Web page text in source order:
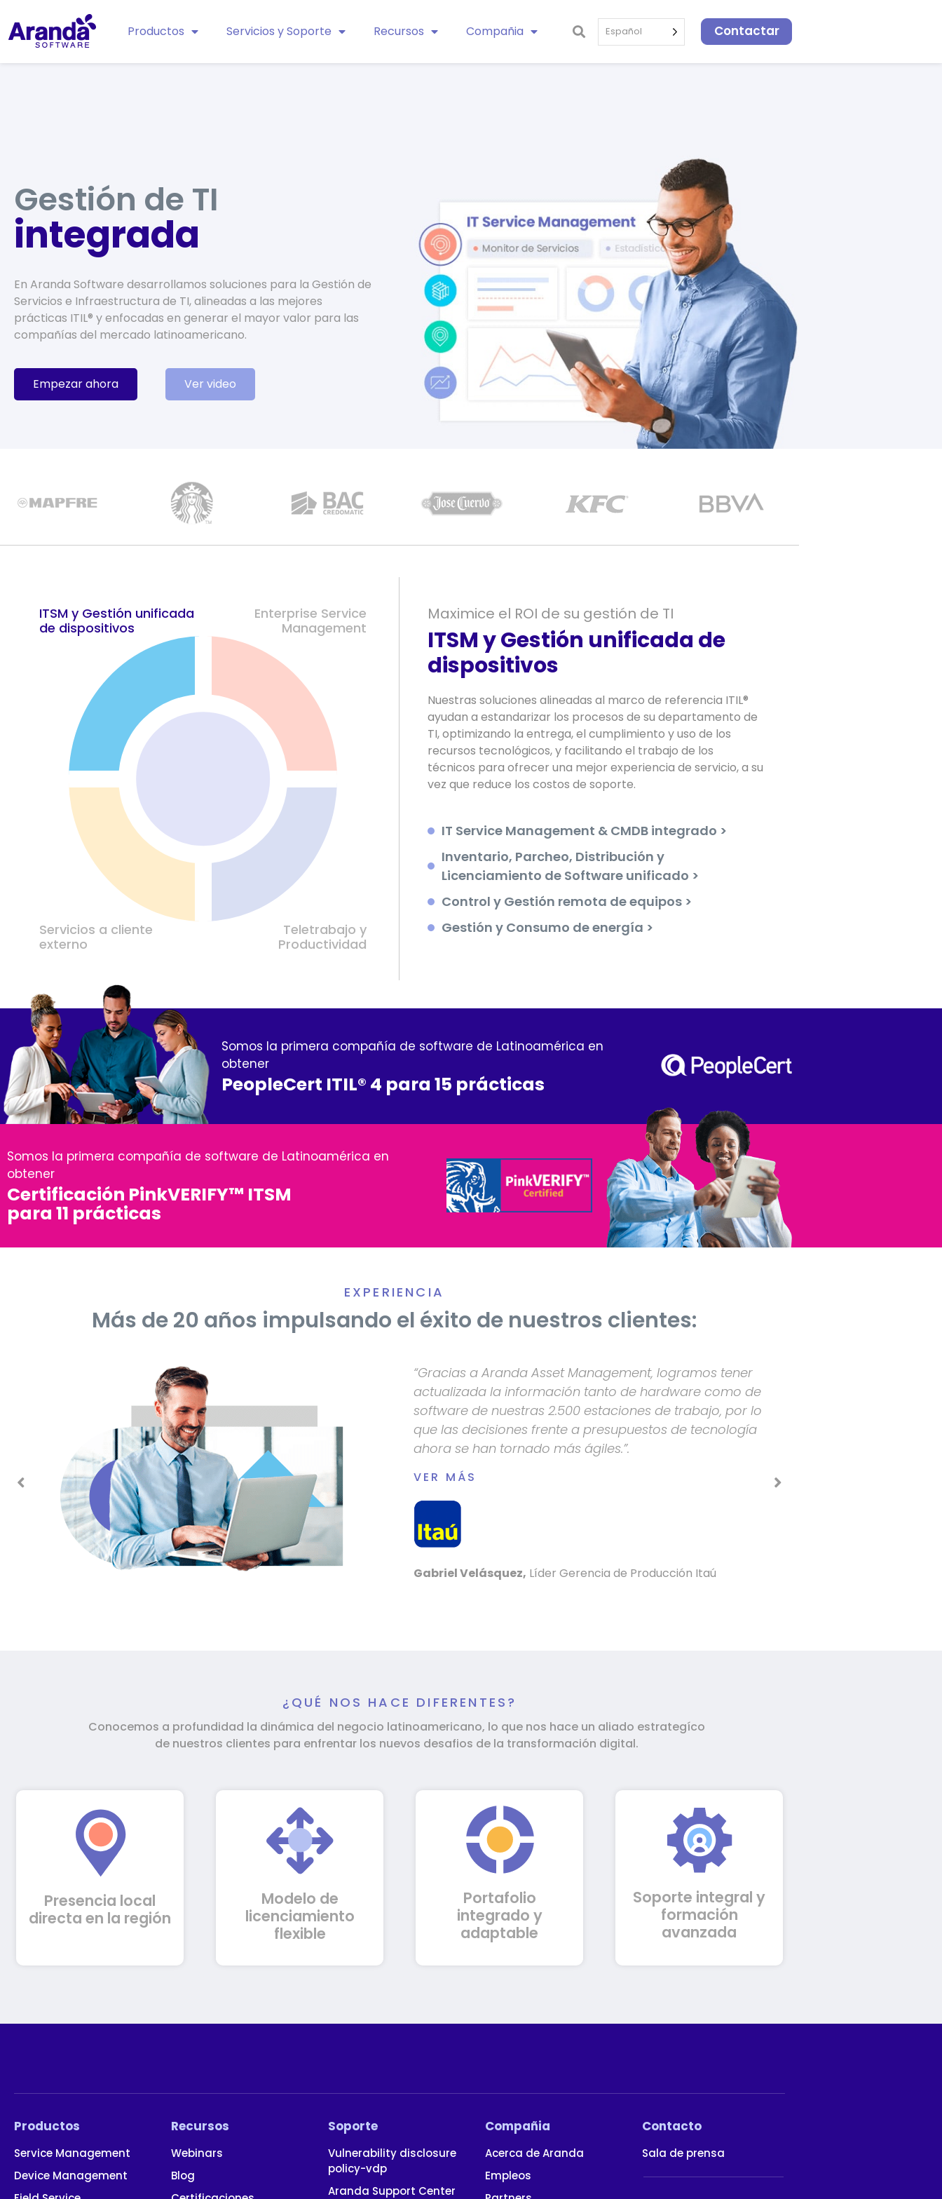
Productos Servicios y Soporte Recursos Compañia Español Contactar
Gestión de TI
aut
o
m
a
t
i
z
a
d
a
En Aranda Software desarrollamos soluciones para la Gestión de
Servicios e Infraestructura de TI, alineadas a las mejores
prácticas ITIL® y enfocadas en generar el mayor valor para las
compañías del mercado latinoamericano.
Empezar ahora Ver video
ITSM y Gestión unificada
de dispositivos
Enterprise Service
Management
Servicios a cliente
externo
Teletrabajo y
Productividad
Maximice el ROI de su gestión de TI
ITSM y Gestión unificada de
dispositivos
Nuestras soluciones alineadas al marco de referencia ITIL®
ayudan a estandarizar los procesos de su departamento de
TI, optimizando la entrega, el cumplimiento y uso de los
recursos tecnológicos, y facilitando el trabajo de los
técnicos para ofrecer una mejor experiencia de servicio, a su
vez que reduce los costos de soporte.
IT Service Management & CMDB integrado >
Inventario, Parcheo, Distribución y
Licenciamiento de Software unificado >
Control y Gestión remota de equipos >
Gestión y Consumo de energía >
Somos la primera compañía de software de Latinoamérica en
obtener
PeopleCert ITIL® 4 para 15 prácticas
Somos la primera compañía de software de Latinoamérica en
obtener
Certificación PinkVERIFY™ ITSM
para 11 prácticas
EXPERIENCIA
Más de 20 años impulsando el éxito de nuestros clientes:
“Gracias a Aranda Asset Management, logramos tener
actualizada la información tanto de hardware como de
software de nuestras 2.500 estaciones de trabajo, por lo
que las decisiones frente a presupuestos de tecnología
ahora se han tornado más ágiles.”.
VER MÁS
Gabriel Velásquez, Líder Gerencia de Producción Itaú
¿QUÉ NOS HACE DIFERENTES?
Conocemos a profundidad la dinámica del negocio latinoamericano, lo que nos hace un aliado estrategíco
de nuestros clientes para enfrentar los nuevos desafios de la transformación digital.
Presencia local
directa en la región
Contamos con un
equipo especializado y
certificado con
presencia directa en 10
países de América
Latina
Modelo de
licenciamiento
flexible
Ponemos a disposición
de nuestros clientes la
arquitectura necesaria
Cloud, On-premise,
Híbrido o SaaS.
Portafolio
integrado y
adaptable
Integramos nuestras
soluciones y las de
terceros, facilitando el
la convergencia entre
plataformas.
Soporte integral y
formación
avanzada
Brindamos
acompañamiento
integral de nuestro
equipo de soporte y
permanente a los
administradores de las
herramientas.
Productos
Service Management
Device Management
Recursos
Webinars
Blog
Soporte
Vulnerability disclosure
policy-vdp
Aranda Support Center
Compañia
Acerca de Aranda
Empleos
Contacto
Sala de prensa